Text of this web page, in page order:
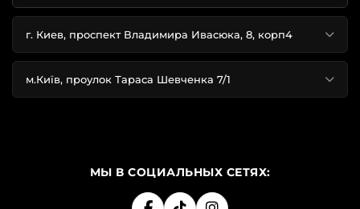
г. Киев, проспект Владимира Ивасюка, 8, корп4
м.Київ, проулок Тараса Шевченка 7/1
МЫ В СОЦИАЛЬНЫХ СЕТЯХ: